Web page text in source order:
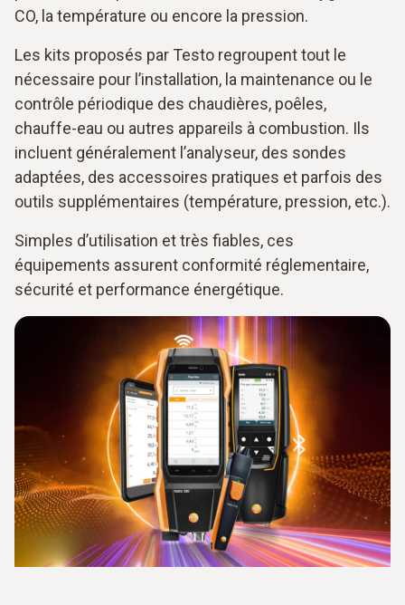
CO, la température ou encore la pression.
Les kits proposés par Testo regroupent tout le
nécessaire pour l’installation, la maintenance ou le
contrôle périodique des chaudières, poêles,
chauffe-eau ou autres appareils à combustion. Ils
incluent généralement l’analyseur, des sondes
adaptées, des accessoires pratiques et parfois des
outils supplémentaires (température, pression, etc.).
Simples d’utilisation et très fiables, ces
équipements assurent conformité réglementaire,
sécurité et performance énergétique.